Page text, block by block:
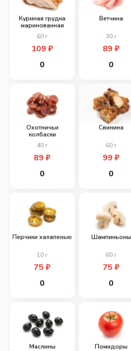
Куриная грудка
маринованная
60 г
109₽
0
Ветчина
30г
89 ₽
0
Охотничьи
колбаски
40 г
89₽
0
Свинина
60г
99 ₽
0
Перчики халапенью
10 г
75₽
0
Шампиньоны
60г
75 ₽
0
Маслины
Помидоры